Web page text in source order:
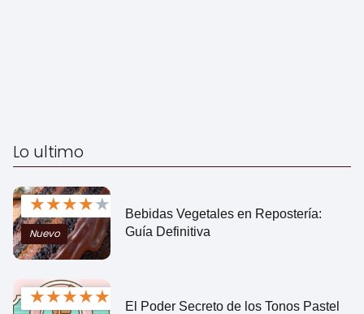
Lo ultimo
★★★★★
Nuevo
Bebidas Vegetales en Repostería:
Guía Definitiva
★★★★★
El Poder Secreto de los Tonos Pastel